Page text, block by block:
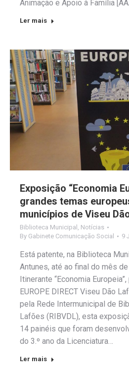
Animação e Apoio à Família
Ler mais
Exposição “Economia
grandes temas
municípios de Viseu
Biblioteca Municipal , Notícias
By Gabinete Comunicação Social 9
Está patente, na Biblioteca
Antunes, até ao final do mês
Itinerante “Economia
EUROPE DIRECT Viseu Dão
pela Rede Intermunicipal de
Lafões (RIBVDL), esta
14 painéis que foram
do 3.º ano da Licenciatura…
Ler mais